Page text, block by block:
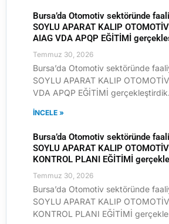
Bursa’da Otomotiv sektöründe
SOYLU APARAT KALIP
AIAG VDA APQP EĞİTİMİ
Temmuz 30, 2026
Bursa’da Otomotiv sektöründe
SOYLU APARAT KALIP
VDA APQP EĞİTİMİ gerçekleştirdik.
İNCELE »
Bursa’da Otomotiv sektöründe
SOYLU APARAT KALIP
KONTROL PLANI EĞİTİMİ
Temmuz 30, 2026
Bursa’da Otomotiv sektöründe
SOYLU APARAT KALIP
KONTROL PLANI EĞİTİMİ